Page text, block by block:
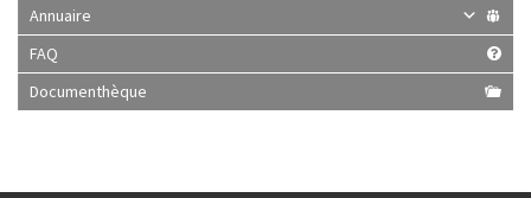
Annuaire
FAQ
Documenthèque